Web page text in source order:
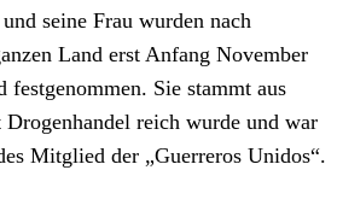
seine Frau wurden nach
Land erst Anfang November
Sie stammt aus
reich wurde und war
Mitglied der „Guerreros Unidos“.